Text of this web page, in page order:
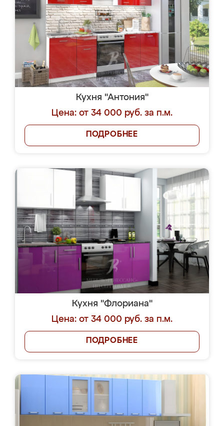
Кухня "Антония"
Цена: от 34 000 руб. за п.м.
ПОДРОБНЕЕ
Кухня "Флориана"
Цена: от 34 000 руб. за п.м.
ПОДРОБНЕЕ